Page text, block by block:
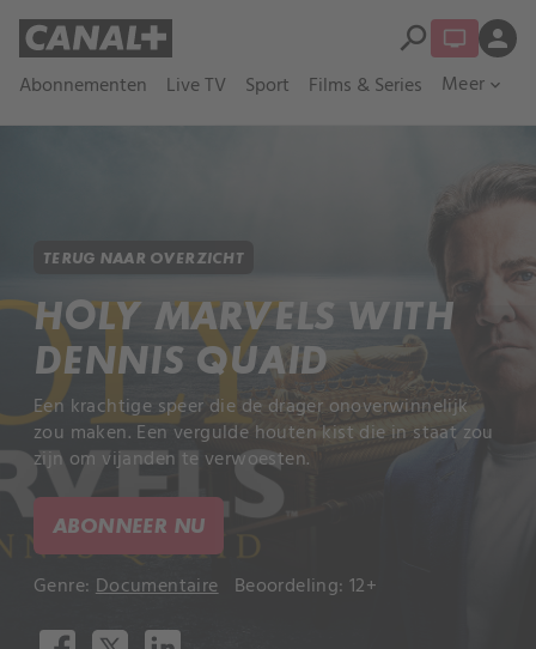
Abonnementen Live TV Sport Films & Series Meer expand_more
search person
TERUG NAAR OVERZICHT
HOLY MARVELS WITH
DENNIS QUAID
Een krachtige speer die de drager onoverwinnelijk
zou maken. Een vergulde houten kist die in staat zou
zijn om vijanden te verwoesten.
ABONNEER NU
Genre: Documentaire Beoordeling: 12+